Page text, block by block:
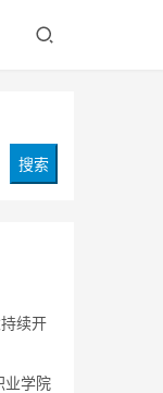
搜索
续开
业学院